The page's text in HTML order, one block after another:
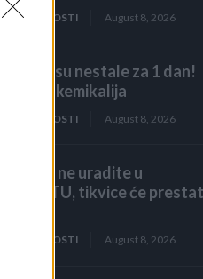
ZANIMLJIVOSTI August 8, 2026
Stjenice su nestale za 1 dan!
Bolje od kemikalija
ZANIMLJIVOSTI August 8, 2026
Ako ovo ne uradite u
AUGUSTU, tikvice će
ZANIMLJIVOSTI August 8, 2026